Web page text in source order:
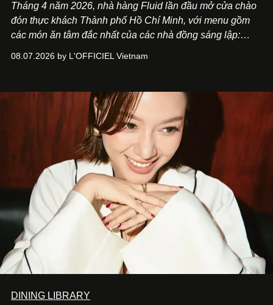
Tháng 4 năm 2026, nhà hàng Fluid lần đầu mở cửa chào
đón thực khách Thành phố Hồ Chí Minh, với menu gồm
các món ăn tâm đắc nhất của các nhà đồng sáng lập:
món ăn đa dạng từ Á đến Âu nhanh chóng được yêu thích
mang đến niềm vui cho thực khách.
08.07.2026 by L'OFFICIEL Vietnam
DINING LIBRARY